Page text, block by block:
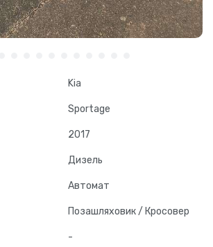
Kia
Sportage
2017
Дизель
Автомат
Позашляховик / Кросовер
-